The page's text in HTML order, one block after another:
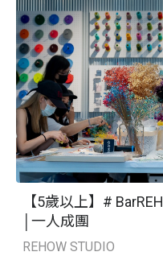
【5歲以上】#
│一人成團
REHOW STUDIO